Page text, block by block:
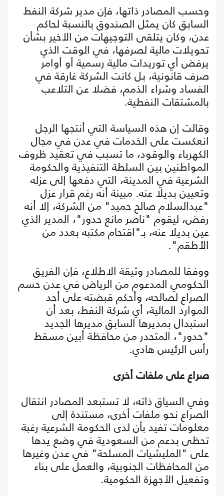
وحسب المصادر ذاتها، فإن مدير شركة النفط
السابق كان يمثل الصندوق بالنسبة لحاكم
عدن، وكان يتلقى التوجيهات من الأخير بشأن
تحويلات مالية لصرفها، في الوقت الذي
يرفض أي توريدات مالية رسمية أو أوامر
صرف قانونية، بل كانت الشركة غارقة في
الفساد وشراء الذمم، فضلا عن التلاعب
بالمشتقات النفطية.
وقالت إن هذه السياسة التي أنتجها الرجل
انعكست على الخدمات في عدن في مجال
الكهرباء والوقود، ما تسبب في تعقيد ظروف
المواطنين بين السلطة التنفيذية والحكومة
الشرعية في المدينة، التي دفعها إلى عزله
وتعيين بديلا عنه. مبينة أنه رغم قرار عزل
"عبدالسلام صالح حميد" من الشركة، إلا أنه
رفض، ليقوم "ناصر مانع حدور"، المدير الذي
عين بديلا عنه، بـ"اقتحام مكتبه بعدد من
الأطقم".
ووفقا للمصادر وثيقة الاطلاع، فإن الفريق
الحكومي المدعوم من الرياض في عدن حسم
الصراع لصالحه، وأحكم قبضته على أحد
الموارد المالية، أي شركة النفط، بعد أن
استبدال بمديرها السابق مديرها الجديد
"حدور"، المتحدر من محافظة أبين مسقط
رأس الرئيس هادي.
صراع على ملفات أخرى
وفي السياق ذاته، لا تستبعد المصادر انتقال
الصراع نحو ملفات أخرى، مستندة إلى
معلومات تفيد بأن لدى الحكومة الشرعية رغبة
تحظى بدعم من السعودية في وضع يدها
على "المليشيات المسلحة" في عدن وغيرها
من المحافظات الجنوبية، والعمل على بناء
وتفعيل الأجهزة الحكومية.